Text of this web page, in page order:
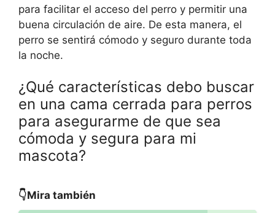
para facilitar el acceso del perro y permitir una
buena circulación de aire. De esta manera, el
perro se sentirá cómodo y seguro durante toda
la noche.
¿Qué características debo buscar
en una cama cerrada para perros
para asegurarme de que sea
cómoda y segura para mi
mascota?
👇Mira también